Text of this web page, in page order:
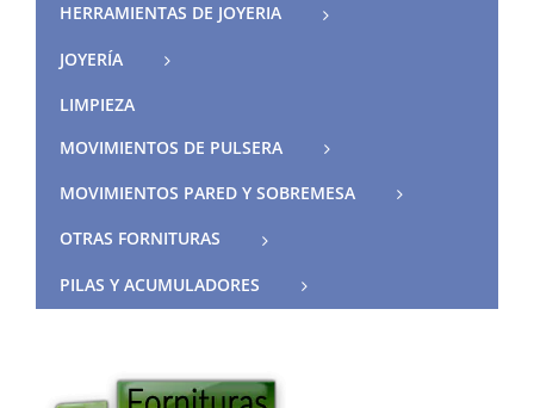
HERRAMIENTAS DE JOYERIA
JOYERÍA
LIMPIEZA
MOVIMIENTOS DE PULSERA
MOVIMIENTOS PARED Y SOBREMESA
OTRAS FORNITURAS
PILAS Y ACUMULADORES